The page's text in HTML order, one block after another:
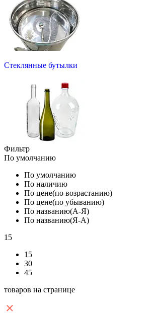
Стеклянные бутылки
Фильтр
По умолчанию
По умолчанию
По наличию
По цене(по возрастанию)
По цене(по убыванию)
По названию(А-Я)
По названию(Я-А)
15
15
30
45
товаров на странице